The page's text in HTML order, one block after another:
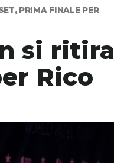
PRIMA FINALE PER
si ritira
Rico